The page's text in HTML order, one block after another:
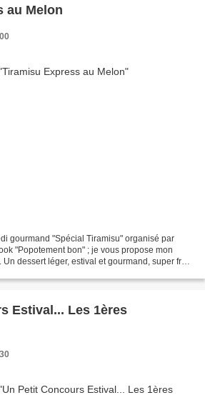
au Melon
gourmand "Spécial Tiramisu" organisé par
"Popotement bon" ; je vous propose mon
dessert léger, estival et gourmand, super frais
Estival... Les 1ères